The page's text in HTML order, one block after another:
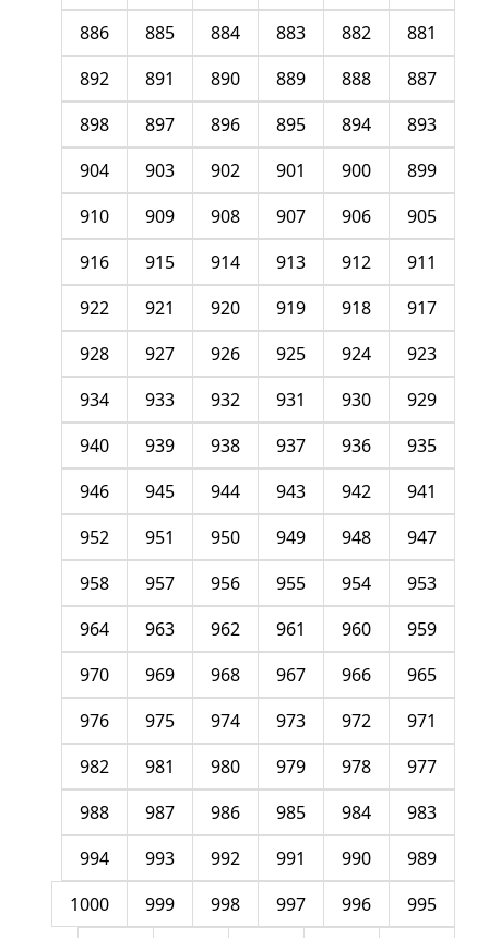
881
882
883
884
885
886
887
888
889
890
891
892
893
894
895
896
897
898
899
900
901
902
903
904
905
906
907
908
909
910
911
912
913
914
915
916
917
918
919
920
921
922
923
924
925
926
927
928
929
930
931
932
933
934
935
936
937
938
939
940
941
942
943
944
945
946
947
948
949
950
951
952
953
954
955
956
957
958
959
960
961
962
963
964
965
966
967
968
969
970
971
972
973
974
975
976
977
978
979
980
981
982
983
984
985
986
987
988
989
990
991
992
993
994
995
996
997
998
999
1000